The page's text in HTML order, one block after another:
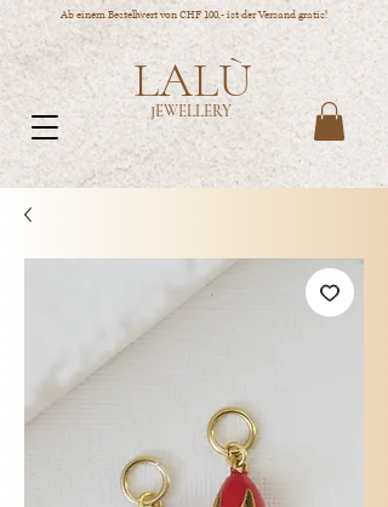
Ab einem Bestellwert von CHF 100,- ist der Versand gratis!
LALÙ
JEWELLERY